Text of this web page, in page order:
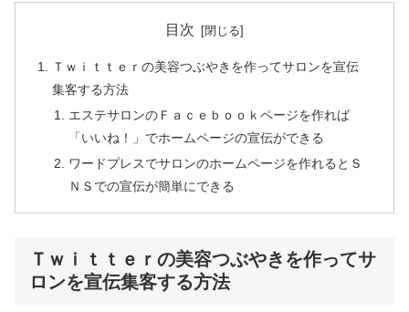
目次
Ｔｗｉｔｔｅｒの美容つぶやきを作ってサロンを宣伝
集客する方法
エステサロンのＦａｃｅｂｏｏｋページを作れば
「いいね！」でホームページの宣伝ができる
ワードプレスでサロンのホームページを作れるとＳ
ＮＳでの宣伝が簡単にできる
Ｔｗｉｔｔｅｒの美容つぶやきを作ってサ
ロンを宣伝集客する方法